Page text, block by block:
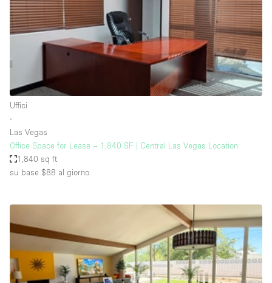
Galleria d'arte
Imbarcazione
Magazzino
Negozio in centro commerciale
Sala conferenze
Sala riunioni
Spazio creativo
Spazio hall
Spazio per Eventi
Spazio pubblicitario
Uffici
∙
Las Vegas
Office Space for Lease – 1,840 SF | Central Las Vegas Location
1,840 sq ft
su base $88 al giorno